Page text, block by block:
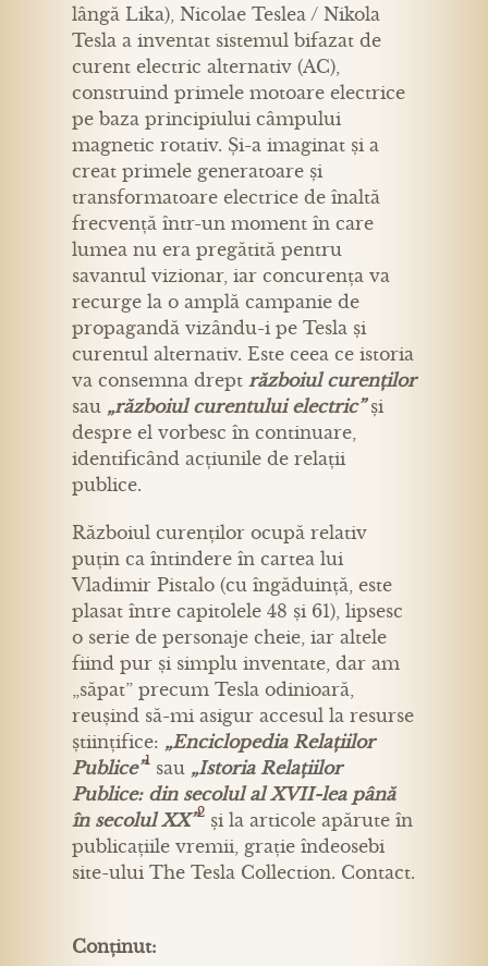
lângă Lika), Nicolae Teslea / Nikola
Tesla a inventat sistemul bifazat de
curent electric alternativ (AC),
construind primele motoare electrice
pe baza principiului câmpului
magnetic rotativ. Și-a imaginat și a
creat primele generatoare și
transformatoare electrice de înaltă
frecvență într-un moment în care
lumea nu era pregătită pentru
savantul vizionar, iar concurența va
recurge la o amplă campanie de
propagandă vizându-i pe Tesla și
curentul alternativ. Este ceea ce istoria
va consemna drept războiul curenților
sau „războiul curentului electric”și
despre el vorbesc în continuare,
identificând acțiunile de relații
publice.
Războiul curenților ocupă relativ
puțin ca întindere în cartea lui
Vladimir Pistalo (cu îngăduință, este
plasat între capitolele 48 și 61), lipsesc
o serie de personaje cheie, iar altele
fiind pur și simplu inventate, dar am
„săpat” precum Tesla odinioară,
reușind să-mi asigur accesul la resurse
științifice: „Enciclopedia Relațiilor
Publice”1 sau „Istoria Relațiilor
Publice: din secolul al XVII-lea până
în secolul XX”2 și la articole apărute în
publicațiile vremii, grație îndeosebi
site-ului The Tesla Collection. Contact.
Conținut: